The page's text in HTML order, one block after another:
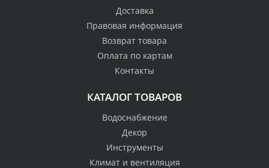
Доставка
Правовая информация
Возврат товара
Оплата по картам
Контакты
КАТАЛОГ ТОВАРОВ
Водоснабжение
Декор
Инструменты
Климат и вентиляция